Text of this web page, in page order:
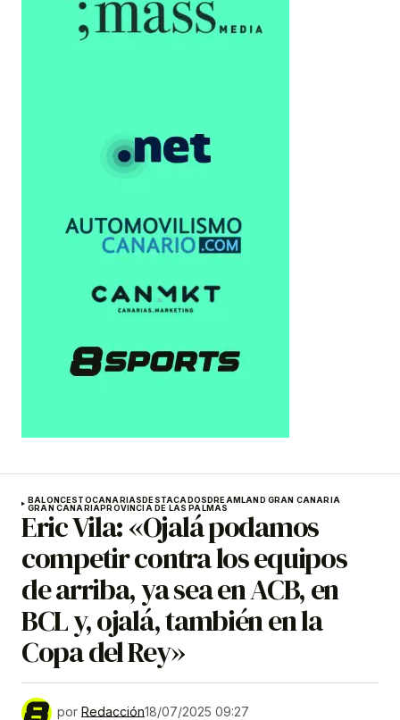
BALONCESTOCANARIASDESTACADOSDREAMLAND GRAN CANARIA
GRAN CANARIAPROVINCIA DE LAS PALMAS
Eric Vila: «Ojalá podamos
competir contra los equipos
de arriba, ya sea en ACB, en
BCL y, ojalá, también en la
Copa del Rey»
por Redacción18/07/2025 09:27